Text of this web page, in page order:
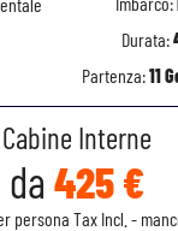
Durata:
Partenza:11
Cabine Interne
da 425 €
persona Tax Incl. -